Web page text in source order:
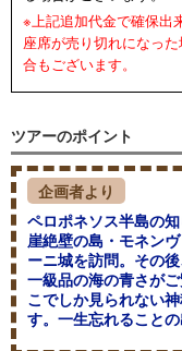
※上記追加代金で確保出
座席が売り切れになっ
合もございます。
ツアーのポイント
企画者より
ペロポネソス半島の
崖絶壁の島・モネン
ーニ城を訪問。その
一級品の海の青さが
こでしか見られない
す。一生忘れること